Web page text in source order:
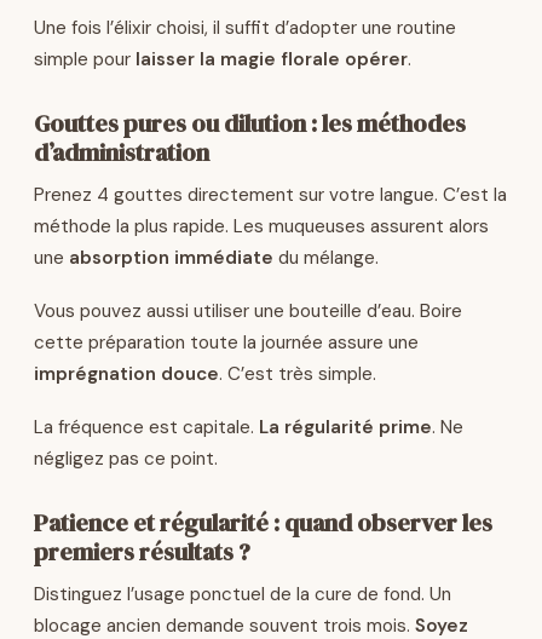
Une fois l’élixir choisi, il suffit d’adopter une routine
simple pour laisser la magie florale opérer.
Gouttes pures ou dilution : les méthodes
d’administration
Prenez 4 gouttes directement sur votre langue. C’est la
méthode la plus rapide. Les muqueuses assurent alors
une absorption immédiate du mélange.
Vous pouvez aussi utiliser une bouteille d’eau. Boire
cette préparation toute la journée assure une
imprégnation douce. C’est très simple.
La fréquence est capitale. La régularité prime. Ne
négligez pas ce point.
Patience et régularité : quand observer les
premiers résultats ?
Distinguez l’usage ponctuel de la cure de fond. Un
blocage ancien demande souvent trois mois. Soyez